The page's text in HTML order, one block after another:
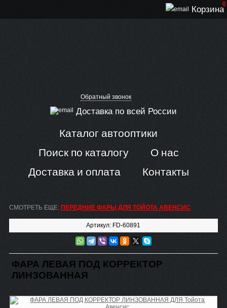
Обратный звонок
Доставка по всей России
Корзина
0
Каталог автооптики
Поиск по каталогу
О нас
Доставка и оплата
Контакты
СМОТРЕТЬ ЕЩЕ: ПЕРЕДНИЕ ФАРЫ ДЛЯ ТОЙОТА АВЕНСИС
Артикул: FD-60891
ФАРА ЛЕВАЯ ПОД КОРРЕКТОР
ЛИНЗОВАННАЯ